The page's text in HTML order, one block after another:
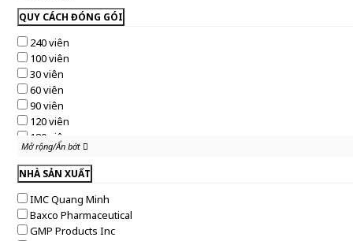
QUY CÁCH ĐÓNG GÓI
240 viên
100 viên
30 viên
60 viên
90 viên
120 viên
180 viên
375 viên
365 viên
250 viên
20 viên
30 gói
Mở rộng/Ẩn bớt
Mở rộng/Ẩn bớt
NHÀ SẢN XUẤT
IMC Quang Minh
Baxco Pharmaceutical
GMP Products Inc